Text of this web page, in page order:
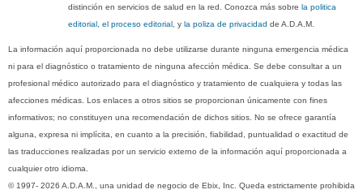
distinción en servicios de salud en la red. Conozca más sobrela politica
editorial, el proceso editorial , yla poliza de privacidad de A.D.A.M.
La información aquí proporcionada no debe utilizarse durante ninguna emergencia médica
ni para el diagnóstico o tratamiento de ninguna afección médica. Se debe consultar a un
profesional médico autorizado para el diagnóstico y tratamiento de cualquiera y todas las
afecciones médicas. Los enlaces a otros sitios se proporcionan únicamente con fines
informativos; no constituyen una recomendación de dichos sitios. No se ofrece garantía
alguna, expresa ni implícita, en cuanto a la precisión, fiabilidad, puntualidad o exactitud de
las traducciones realizadas por un servicio externo de la información aquí proporcionada a
cualquier otro idioma.
© 1997- 2026 A.D.A.M., una unidad de negocio de Ebix, Inc. Queda estrictamente prohibida